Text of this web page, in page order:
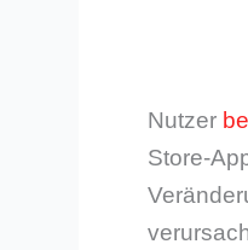
Nutzer
Store-